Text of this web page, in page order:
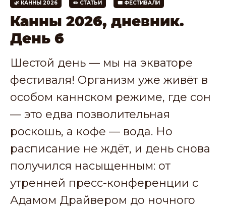
🌿 КАННЫ 2026 ✏️ СТАТЬИ 🎟 ФЕСТИВАЛИ
Канны 2026, дневник.
День 6
Шестой день — мы на экваторе
фестиваля! Организм уже живёт в
особом каннском режиме, где сон
— это едва позволительная
роскошь, а кофе — вода. Но
расписание не ждёт, и день снова
получился насыщенным: от
утренней пресс-конференции с
Адамом Драйвером до ночного